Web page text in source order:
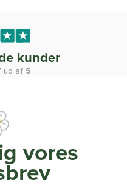
kunder
ud af 5
vores